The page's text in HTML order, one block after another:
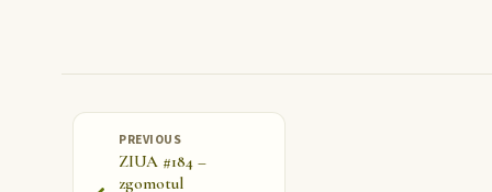
PREVIOUS
ZIUA #184 –
zgomotul